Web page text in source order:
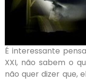
É interessante
XXI, não sabem o
não quer dizer que,